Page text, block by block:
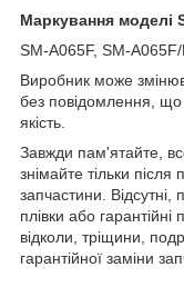
Маркування моделі
SM-A065F, SM-
Виробник може
без повідомлення, що
якість.
Завжди пам'ятайте,
знімайте тільки після
запчастини. Відсутні,
плівки або
відколи, тріщини,
гарантійної заміни